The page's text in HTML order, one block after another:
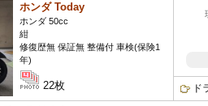
ホンダ Today
ホンダ 50cc
紺
修復歴無 保証無 整備付 車検(保険1
年)
22枚 ド